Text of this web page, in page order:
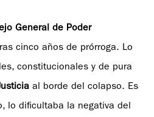
General de Poder
cinco años de prórroga. Lo
constitucionales y de pura
al borde del colapso. Es
lo dificultaba la negativa del